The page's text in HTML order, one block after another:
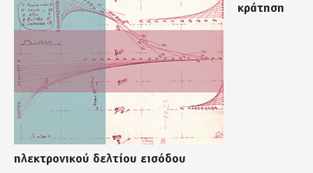
κράτηση
ηλεκτρονικού δελτίου εισόδου